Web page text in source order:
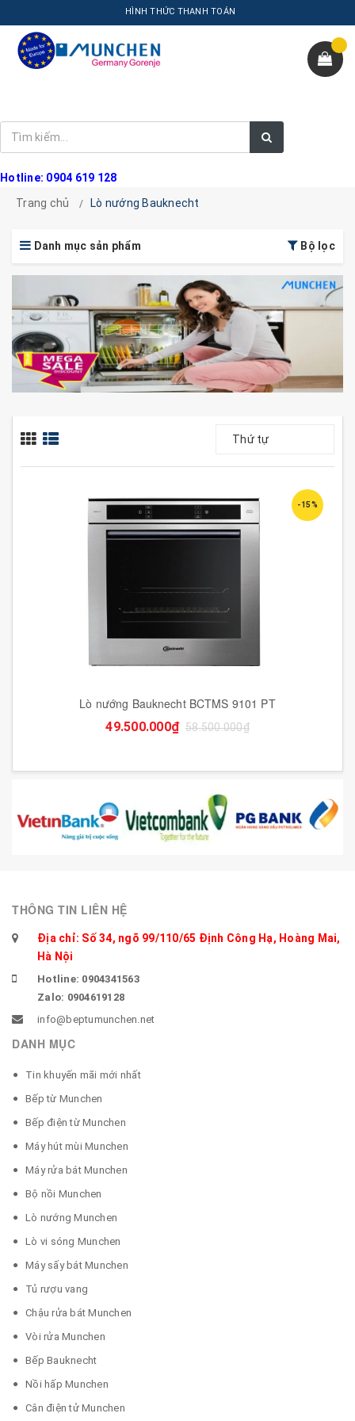
HÌNH THỨC THANH TOÁN
Hotline: 0904 619 128
Trang chủ
Lò nướng Bauknecht
Danh mục sản phẩm Bộ lọc
Thứ tự
-15%
Lò nướng Bauknecht BCTMS 9101 PT
49.500.000₫ 58.500.000₫
THÔNG TIN LIÊN HỆ
Địa chỉ: Số 34, ngõ 99/110/65 Định Công Hạ, Hoàng Mai,
Hà Nội
Hotline: 0904341563
Zalo: 0904619128
info@beptumunchen.net
DANH MỤC
Tin khuyến mãi mới nhất
Bếp từ Munchen
Bếp điện từ Munchen
Máy hút mùi Munchen
Máy rửa bát Munchen
Bộ nồi Munchen
Lò nướng Munchen
Lò vi sóng Munchen
Máy sấy bát Munchen
Tủ rượu vang
Chậu rửa bát Munchen
Vòi rửa Munchen
Bếp Bauknecht
Nồi hấp Munchen
Cân điện tử Munchen